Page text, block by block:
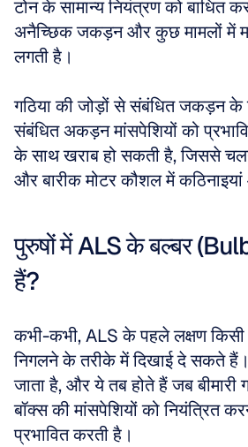
टोन के सामान्य नियंत्रण को बाधित
अनैच्छिक जकड़न और कुछ मामलों में
लगती है।
गठिया की जोड़ों से संबंधित जकड़न के
संबंधित अकड़न मांसपेशियों को
के साथ खराब हो सकती है, जिससे
और बारीक मोटर कौशल में
पुरुषों में ALS के बल्बर
हैं?
कभी-कभी, ALS के पहले लक्षण किसी
निगलने के तरीके में दिखाई दे सकते हैं।
जाता है, और ये तब होते हैं जब
बॉक्स की मांसपेशियों को नियंत्रित
प्रभावित करती है।